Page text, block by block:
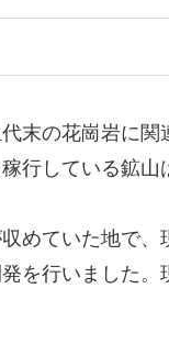
末の花崗岩に関
行している鉱山
めていた地で、
を行いました。